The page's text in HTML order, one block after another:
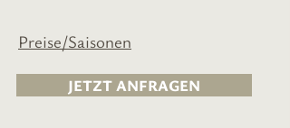
Preise/Saisonen
JETZT ANFRAGEN